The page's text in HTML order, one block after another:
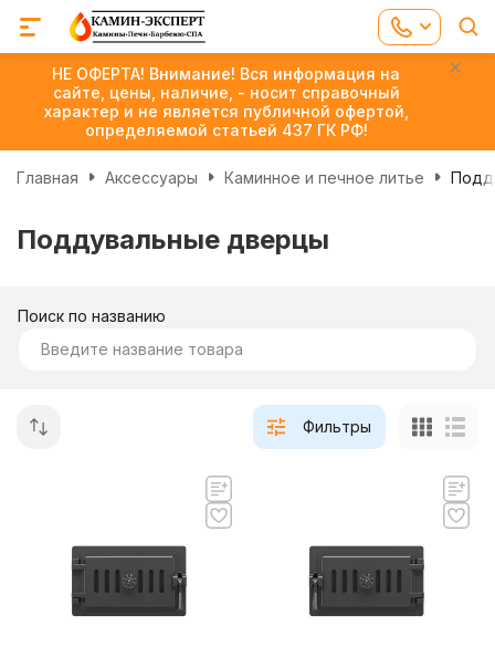
НЕ ОФЕРТА! Внимание! Вся информация на
сайте, цены, наличие, - носит справочный
характер и не является публичной офертой,
определяемой статьей 437 ГК РФ!
Главная Аксессуары Каминное и печное литье
Поддувальные дверцы
Поиск по названию
Фильтры